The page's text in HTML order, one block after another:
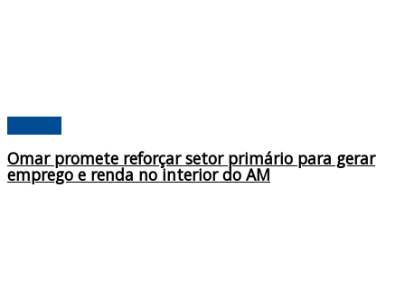
Omar promete reforçar setor primário para gerar
emprego e renda no interior do AM